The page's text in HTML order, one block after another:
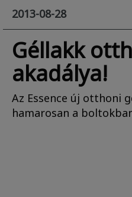
2013-08-28
Géllakk
akadálya!
Az Essence új otthoni
hamarosan a